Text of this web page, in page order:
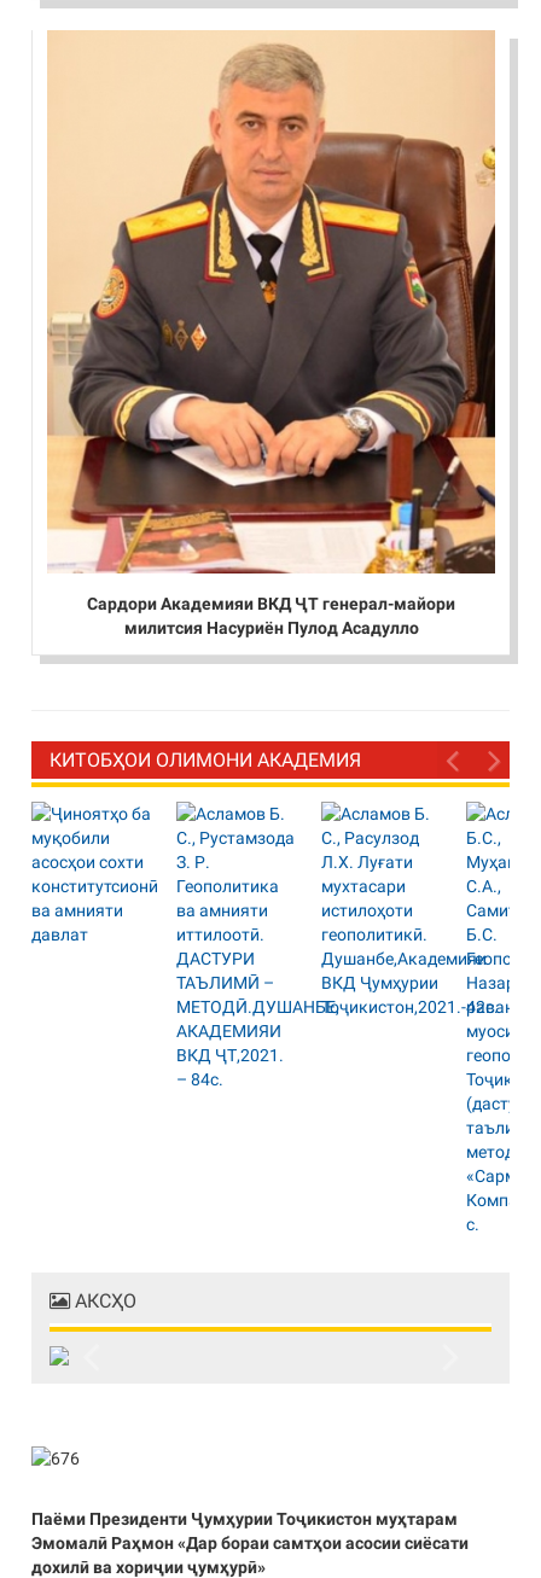
Сардори Академияи ВКД ҶТ генерал-майори
милитсия Насуриён Пулод Асадулло
КИТОБҲОИ ОЛИМОНИ АКАДЕМИЯ
АКСҲО
Паёми Президенти Ҷумҳурии Тоҷикистон муҳтарам
Эмомалӣ Раҳмон «Дар бораи самтҳои асосии сиёсати
дохилӣ ва хориҷии ҷумҳурӣ»